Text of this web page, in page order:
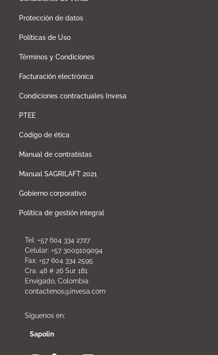
Protección de datos
Políticas de Uso
Términos y Condiciones
Facturación electrónica
Condiciones contractuales Invesa
PTEE
Código de ética
Manual de contratistas
Manual SAGRILAFT 2021
Gobierno corporativo
Política de gestión integral
Tel: +57 604 334 2727
Celular: +57 3009109094
Fax: +57 604 334 2595
Cra. 48 # 26 Sur 181
Envigado, Colombia
contactenos@invesa.com
Síguenos en:
Sapolin